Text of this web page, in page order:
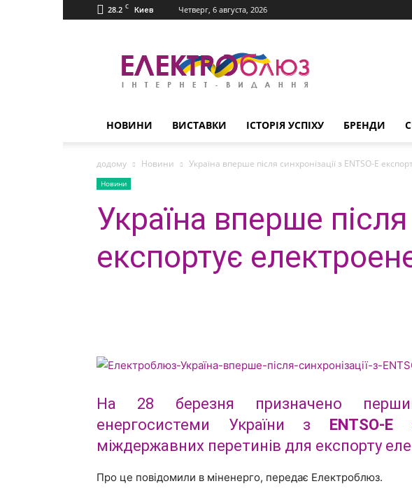
28.2 C Киев Четверг, 6 августа, 2026
НОВИНИ ВИСТАВКИ ІСТОРІЯ УСПІХУ БРЕНДИ
додому Новини Україна вперше після синхронізації з ENTSO-E
Новини
Україна вперше після
експортує
На 28 березня призначено
енергосистеми України з ENTSO-E
міждержавних перетинів для експорту
Про це повідомили в міненерго, передає Електроблюз.